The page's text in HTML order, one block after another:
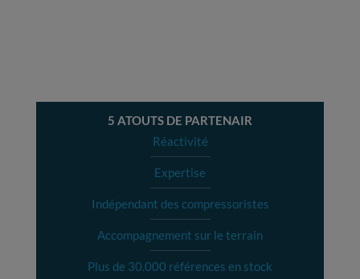
5 ATOUTS DE PARTENAIR
Réactivité
Expertise
Indépendant des compressoristes
Accompagnement sur le terrain
Plus de 30.000 références en stock